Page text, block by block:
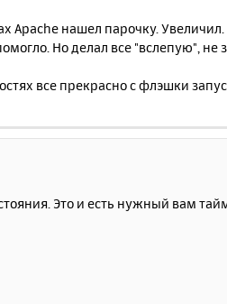
Apache нашел парочку.
Но делал все "вслепую", не
все прекрасно с флэшки
Это и есть нужный вам